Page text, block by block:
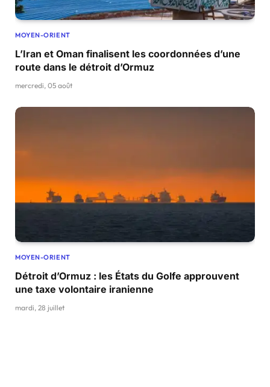
MOYEN-ORIENT
L’Iran et Oman finalisent les coordonnées d’une
route dans le détroit d’Ormuz
mercredi, 05 août
MOYEN-ORIENT
Détroit d’Ormuz : les États du Golfe approuvent
une taxe volontaire iranienne
mardi, 28 juillet